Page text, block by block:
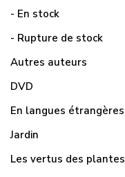
- En stock
- Rupture de stock
Autres auteurs
DVD
En langues étrangères
Jardin
Les vertus des plantes